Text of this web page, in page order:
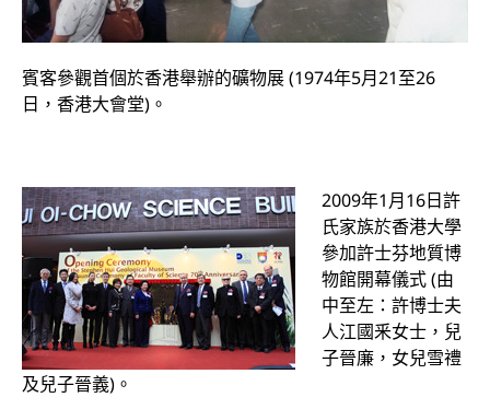
賓客參觀首個於香港舉辦的礦物展 (1974年5月21至26
日，香港大會堂)。
2009年1月16日許
氏家族於香港大學
參加許士芬地質博
物館開幕儀式 (由
中至左：許博士夫
人江國釆女士，兒
子晉廉，女兒雪禮
及兒子晉義)。